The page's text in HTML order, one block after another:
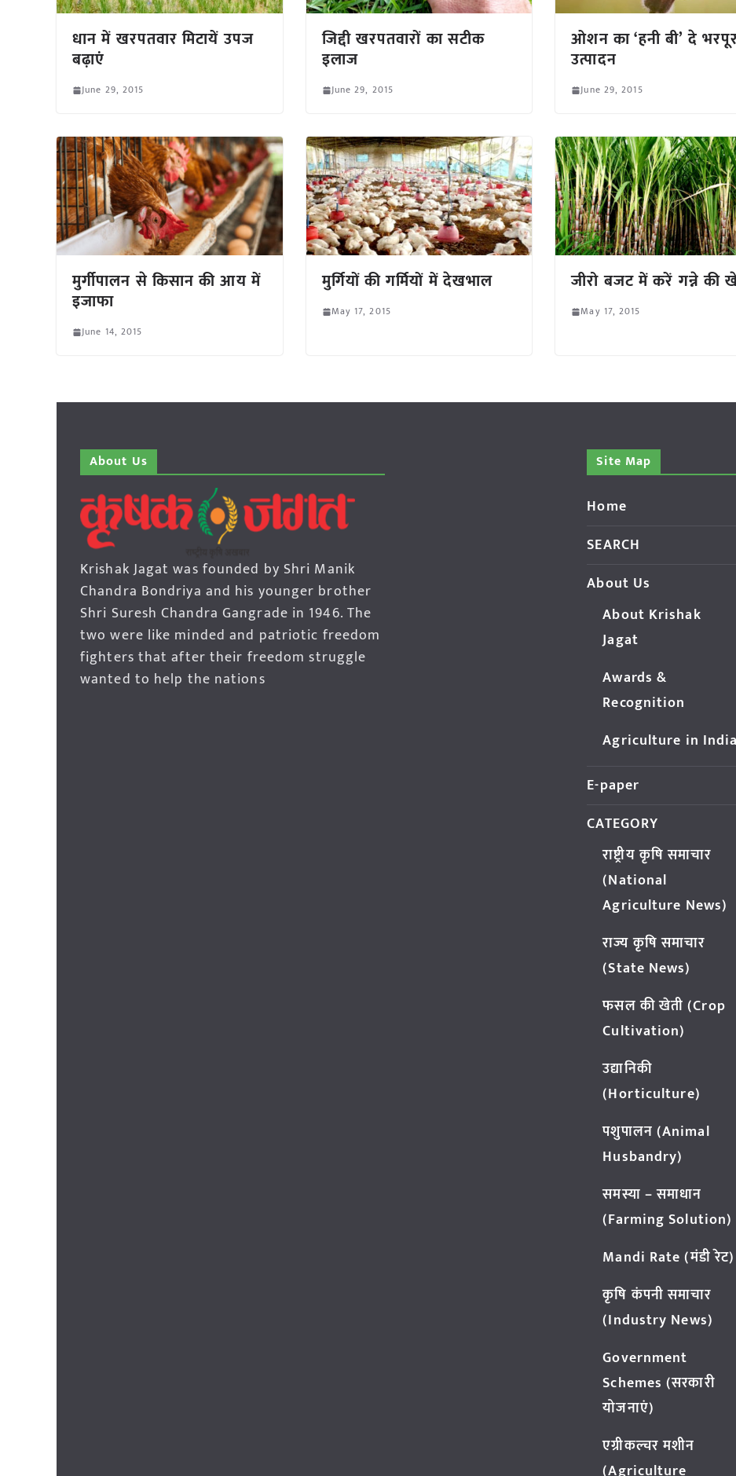
धान में खरपतवार मिटायें उपज
बढ़ाएं
June 29, 2015
जिद्दी खरपतवारों का सटीक
इलाज
June 29, 2015
ओशन का ‘हनी बी’ दे
उत्पादन
June 29, 2015
मुर्गीपालन से किसान की आय में
इजाफा
June 14, 2015
मुर्गियों की गर्मियों में देखभाल
May 17, 2015
जीरो बजट में करें गन्ने की
May 17, 2015
About Us
Krishak Jagat was founded by Shri Manik
Chandra Bondriya and his younger brother
Shri Suresh Chandra Gangrade in 1946. The
two were like minded and patriotic freedom
fighters that after their freedom struggle
wanted to help the nations
Site Map
Home
SEARCH
About Us
About Krishak
Jagat
Awards &
Recognition
Agriculture in India
E-paper
CATEGORY
राष्ट्रीय कृषि समाचार
(National
Agriculture News)
राज्य कृषि समाचार
(State News)
फसल की खेती (Crop
Cultivation)
उद्यानिकी
(Horticulture)
पशुपालन (Animal
Husbandry)
समस्या – समाधान
(Farming Solution)
Mandi Rate (मंडी रेट)
कृषि कंपनी समाचार
(Industry News)
Government
Schemes (सरकारी
योजनाएं)
एग्रीकल्चर मशीन